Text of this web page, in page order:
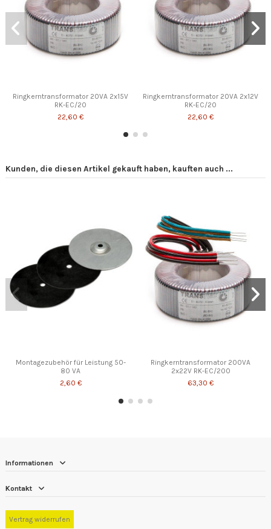
Ringkerntransformator 20VA 2x15V
RK-EC/20
22,60 €
Ringkerntransformator 20VA 2x12V
RK-EC/20
22,60 €
Kunden, die diesen Artikel gekauft haben, kauften auch ...
Montagezubehör für Leistung 50-
80 VA
2,60 €
Ringkerntransformator 200VA
2x22V RK-EC/200
63,30 €
Informationen
Kontakt
Vertrag widerrufen